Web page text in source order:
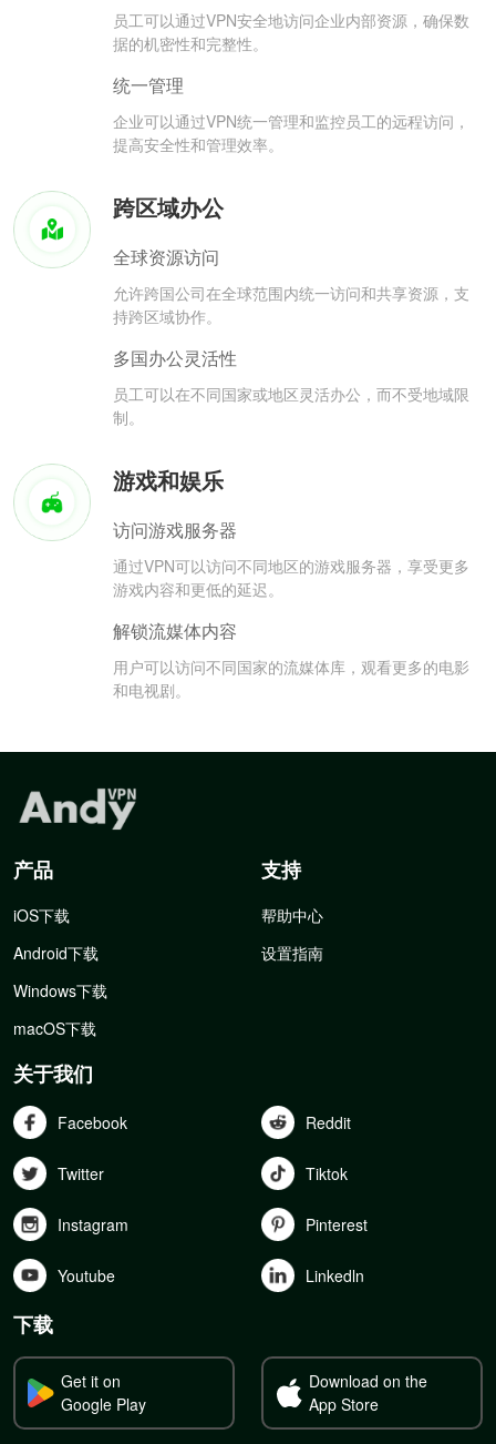
员工可以通过VPN安全地访问企业内部资源，确保数
据的机密性和完整性。
统一管理
企业可以通过VPN统一管理和监控员工的远程访问，
提高安全性和管理效率。
跨区域办公
全球资源访问
允许跨国公司在全球范围内统一访问和共享资源，支
持跨区域协作。
多国办公灵活性
员工可以在不同国家或地区灵活办公，而不受地域限
制。
游戏和娱乐
访问游戏服务器
通过VPN可以访问不同地区的游戏服务器，享受更多
游戏内容和更低的延迟。
解锁流媒体内容
用户可以访问不同国家的流媒体库，观看更多的电影
和电视剧。
产品
iOS下载
Android下载
Windows下载
macOS下载
支持
帮助中心
设置指南
关于我们
Facebook Reddit
Twitter Tiktok
Instagram Pinterest
Youtube Linkedln
下载
Get it on
Google Play
Download on the
App Store